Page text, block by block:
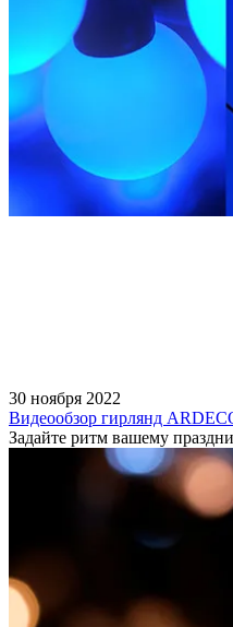
30 ноября 2022
Видеообзор гирлянд
Задайте ритм вашему